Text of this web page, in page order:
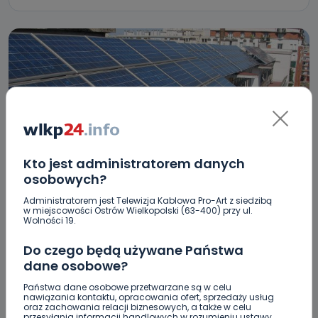
Kto jest administratorem danych
osobowych?
Administratorem jest Telewizja Kablowa Pro-Art z siedzibą
w miejscowości Ostrów Wielkopolski (63-400) przy ul.
Wolności 19.
Do czego będą używane Państwa
dane osobowe?
Państwa dane osobowe przetwarzane są w celu
nawiązania kontaktu, opracowania ofert, sprzedaży usług
oraz zachowania relacji biznesowych, a także w celu
REGION WIADOMOŚCI
Nie chcieli montować fotowoltaiki, bo termin
był zbyt krótki
19.10.2018 09:49
Sebastian Matyszczak